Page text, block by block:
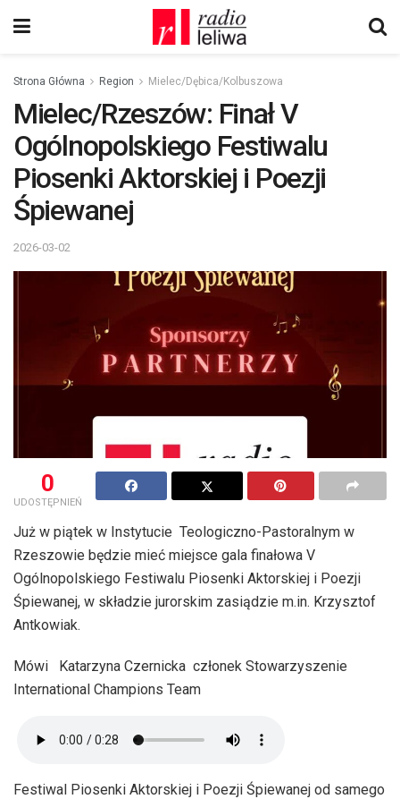
Strona Główna Region Mielec/Dębica/Kolbuszowa
Mielec/Rzeszów: Finał V
Ogólnopolskiego Festiwalu
Piosenki Aktorskiej i Poezji
Śpiewanej
2026-03-02
0
UDOSTĘPNIEŃ
Już w piątek w Instytucie Teologiczno-Pastoralnym w
Rzeszowie będzie mieć miejsce gala finałowa V
Ogólnopolskiego Festiwalu Piosenki Aktorskiej i Poezji
Śpiewanej, w składzie jurorskim zasiądzie m.in. Krzysztof
Antkowiak.
Mówi Katarzyna Czernicka członek Stowarzyszenie
International Champions Team
Festiwal Piosenki Aktorskiej i Poezji Śpiewanej od samego